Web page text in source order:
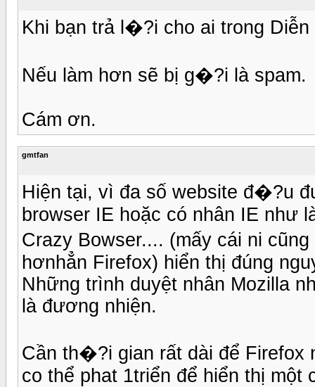
Khi bạn trả l�?i cho ai trong
Nếu làm hơn sẽ bị g�?i là spam.
Cám ơn.
gmtfan
Hiện tại, vì đa số website đ�?u
browser IE hoặc có nhân IE như
Crazy Bowser.... (mấy cái ni
hơnhẳn Firefox) hiển thị đúng
Những trình duyệt nhân Mozilla
là đương nhiện.
Cần th�?i gian rất dài để Firefox
co thể phat 1triển để hiển thị